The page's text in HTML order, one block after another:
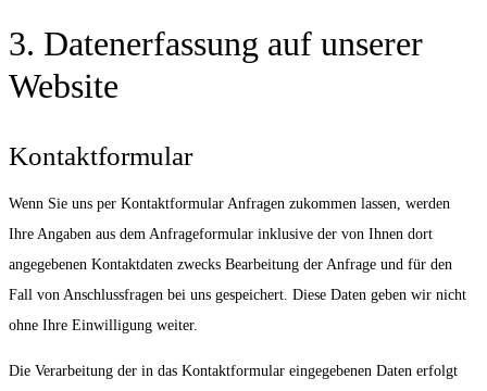
3. Datenerfassung auf unserer
Website
Kontaktformular
Wenn Sie uns per Kontaktformular Anfragen zukommen lassen, werden
Ihre Angaben aus dem Anfrageformular inklusive der von Ihnen dort
angegebenen Kontaktdaten zwecks Bearbeitung der Anfrage und für den
Fall von Anschlussfragen bei uns gespeichert. Diese Daten geben wir nicht
ohne Ihre Einwilligung weiter.
Die Verarbeitung der in das Kontaktformular eingegebenen Daten erfolgt